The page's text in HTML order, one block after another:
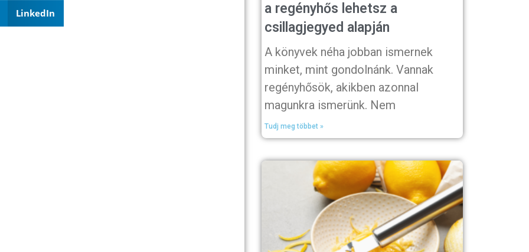
LinkedIn
a regényhős lehetsz a
csillagjegyed alapján
A könyvek néha jobban ismernek
minket, mint gondolnánk. Vannak
regényhősök, akikben azonnal
magunkra ismerünk. Nem
Tudj meg többet »